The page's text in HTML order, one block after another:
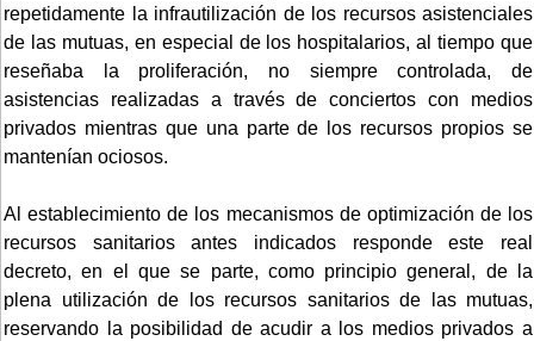
repetidamente la infrautilización de los recursos asistenciales
de las mutuas, en especial de los hospitalarios, al tiempo que
reseñaba la proliferación, no siempre controlada, de
asistencias realizadas a través de conciertos con medios
privados mientras que una parte de los recursos propios se
mantenían ociosos.
Al establecimiento de los mecanismos de optimización de los
recursos sanitarios antes indicados responde este real
decreto, en el que se parte, como principio general, de la
plena utilización de los recursos sanitarios de las mutuas,
reservando la posibilidad de acudir a los medios privados a